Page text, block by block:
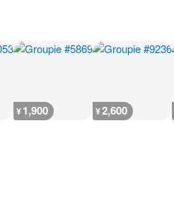
¥1,900 ¥2,600